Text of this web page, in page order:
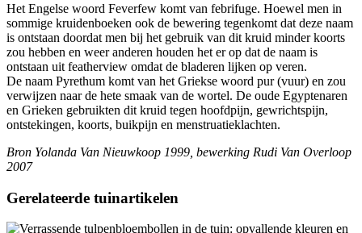
Het Engelse woord Feverfew komt van febrifuge. Hoewel men in
sommige kruidenboeken ook de bewering tegenkomt dat deze naam
is ontstaan doordat men bij het gebruik van dit kruid minder koorts
zou hebben en weer anderen houden het er op dat de naam is
ontstaan uit featherview omdat de bladeren lijken op veren.
De naam Pyrethum komt van het Griekse woord pur (vuur) en zou
verwijzen naar de hete smaak van de wortel. De oude Egyptenaren
en Grieken gebruikten dit kruid tegen hoofdpijn, gewrichtspijn,
ontstekingen, koorts, buikpijn en menstruatieklachten.
Bron Yolanda Van Nieuwkoop 1999, bewerking Rudi Van Overloop
2007
Gerelateerde tuinartikelen